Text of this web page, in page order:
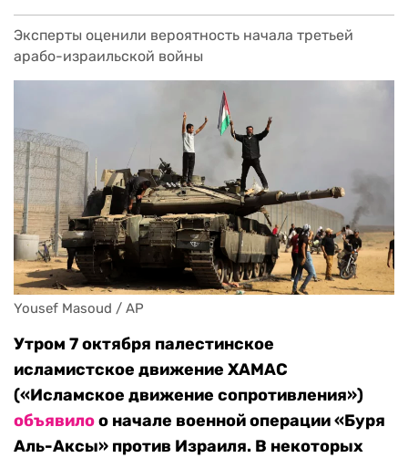
Эксперты оценили вероятность начала третьей
арабо-израильской войны
Yousef Masoud / AP
Утром 7 октября палестинское
исламистское движение ХАМАС
(«Исламское движение сопротивления»)
объявилоо начале военной операции «Буря
Аль-Аксы» против Израиля. В некоторых